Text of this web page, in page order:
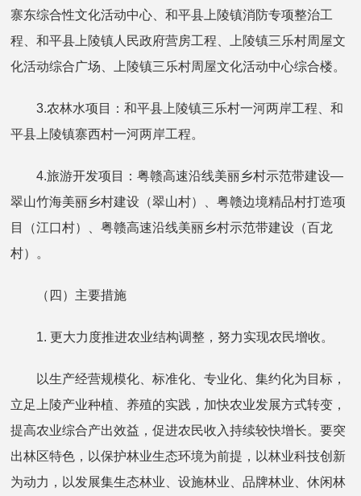
寨东综合性文化活动中心、和平县上陵镇消防专项整治工
程、和平县上陵镇人民政府营房工程、上陵镇三乐村周屋文
化活动综合广场、上陵镇三乐村周屋文化活动中心综合楼。
3.农林水项目：和平县上陵镇三乐村一河两岸工程、和
平县上陵镇寨西村一河两岸工程。
4.旅游开发项目：粤赣高速沿线美丽乡村示范带建设—
翠山竹海美丽乡村建设（翠山村）、粤赣边境精品村打造项
目（江口村）、粤赣高速沿线美丽乡村示范带建设（百龙
村）。
（四）主要措施
1. 更大力度推进农业结构调整，努力实现农民增收。
以生产经营规模化、标准化、专业化、集约化为目标，
立足上陵产业种植、养殖的实践，加快农业发展方式转变，
提高农业综合产出效益，促进农民收入持续较快增长。要突
出林区特色，以保护林业生态环境为前提，以林业科技创新
为动力，以发展集生态林业、设施林业、品牌林业、休闲林